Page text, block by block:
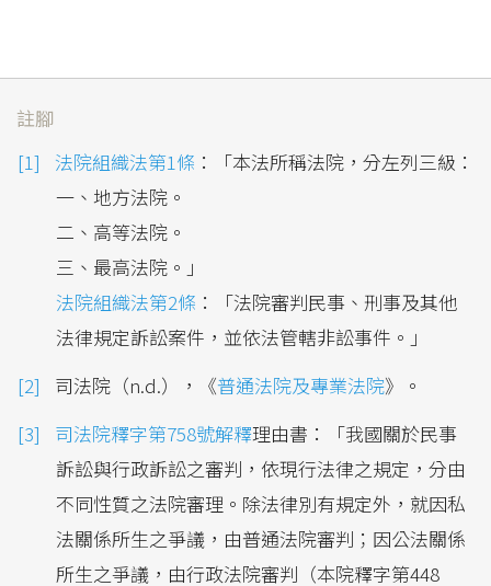
註腳
法院組織法第1條 ：「本法所稱法院，分左列三級：
一、地方法院。
二、高等法院。
三、最高法院。」
法院組織法第2條 ：「法院審判民事、刑事及其他
法律規定訴訟案件，並依法管轄非訟事件。」
司法院（n.d.），《普通法院及專業法院》。
司法院釋字第758號解釋理由書：「我國關於民事
訴訟與行政訴訟之審判，依現行法律之規定，分由
不同性質之法院審理。除法律別有規定外，就因私
法關係所生之爭議，由普通法院審判；因公法關係
所生之爭議，由行政法院審判（本院釋字第448